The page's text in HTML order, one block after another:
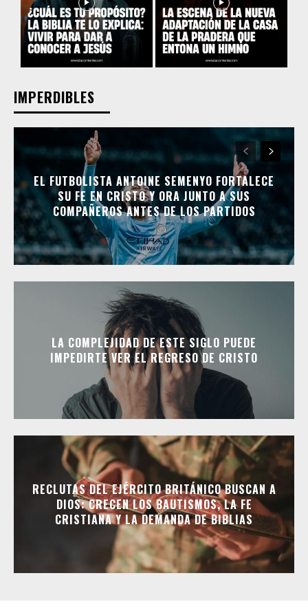
IMPERDIBLES
EL FUTBOLISTA ANTOINE SEMENYO FORTALECE
SU FE EN CRISTO Y ORA JUNTO A SUS
COMPAÑEROS ANTES DE LOS PARTIDOS
LA COMPLEJIDAD DE ESTE SIGLO PUEDE
IMPEDIRTE VER EL REGRESO DE CRISTO
RECLUTAS DEL EJÉRCITO BRITÁNICO BUSCAN A
DIOS: CRECEN LOS BAUTISMOS, LA FE
CRISTIANA Y LA DEMANDA DE BIBLIAS